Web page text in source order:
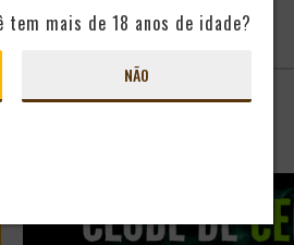
tem mais de 18 anos de idade?
NÃO